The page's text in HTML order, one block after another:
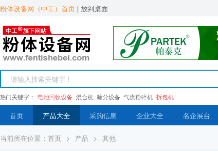
粉体设备网（中工）首页 | 放到桌面
热门关键字： 电池回收设备 混合机 筛分设备 气流粉碎机 拆包机
首页 产品大全 采购信息 企业大全 名企展台
当前所在位置： 首页 > 产品 > 其他